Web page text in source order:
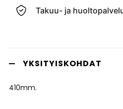
Takuu- ja
YKSITYISKOHDAT
410mm.